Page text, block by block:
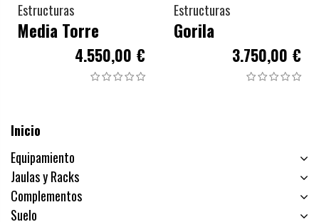
Estructuras
Media Torre
4.550,00 €
Estructuras
Gorila
3.750,00 €
Inicio
Equipamiento
Jaulas y Racks
Complementos
Suelo